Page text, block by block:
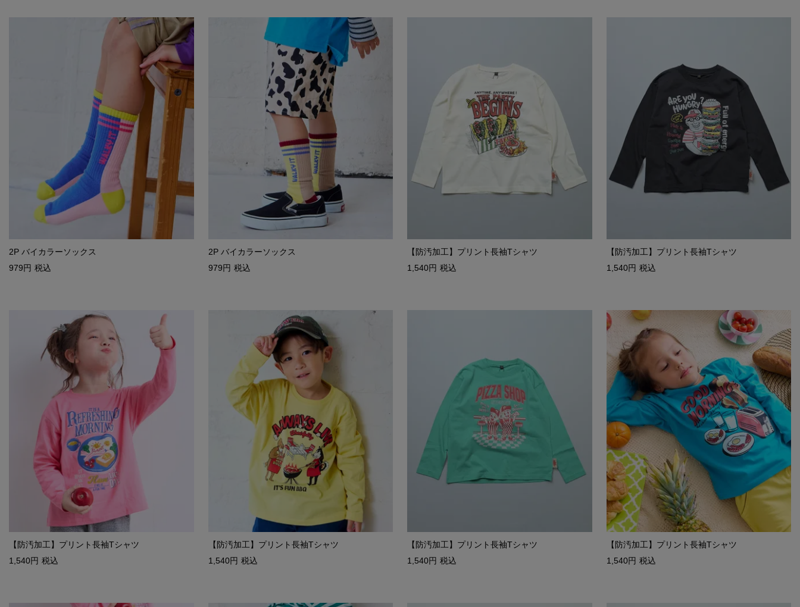
2P バイカラーソックス
979
税込
2P バイカラーソックス
979
税込
【防汚加工】プリント長袖Tシャツ
1,540
税込
【防汚加工】プリント長袖Tシャツ
1,540
税込
【防汚加工】プリント長袖Tシャツ
1,540
税込
【防汚加工】プリント長袖Tシャツ
1,540
税込
【防汚加工】プリント長袖Tシャツ
1,540
税込
【防汚加工】プリント長袖Tシャツ
1,540
税込